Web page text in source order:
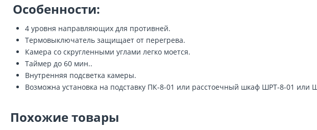
Особенности:
4 уровня направляющих для противней.
Термовыключатель защищает от перегрева.
Камера со скругленными углами легко моется.
Таймер до 60 мин..
Внутренняя подсветка камеры.
Возможна установка на подставку ПК-8-01 или расстоечный шкаф ШРТ-8-01 или
Похожие товары